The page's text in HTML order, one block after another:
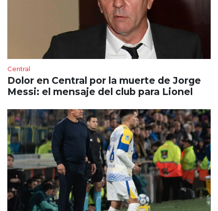
Central
Dolor en Central por la muerte de Jorge
Messi: el mensaje del club para Lionel